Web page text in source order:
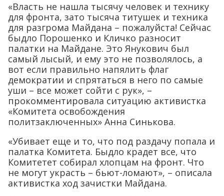
«Власть не нашла тысячу человек и технику
для фронта, зато тысяча титушек и техника
для разгрома Майдана – пожалуйста! Сейчас
быдло Порошенко и Кличко разносит
палатки на Майдане. Это Янукович был
самый лысый, и ему это не позволялось, а
вот если правильно напялить флаг
демократии и спрятаться в него по самые
уши – все может сойти с рук», –
прокомментировала ситуацию активистка
«Комитета освобождения
политзаключенных» Анна Синькова.
«Убивает еще и то, что под раздачу попала и
палатка Комитета. Быдло крадет все, что
Комитетет собирал хлопцам на фронт. Что
не могут украсть – бьют-ломают», – описала
активистка ход зачистки Майдана.